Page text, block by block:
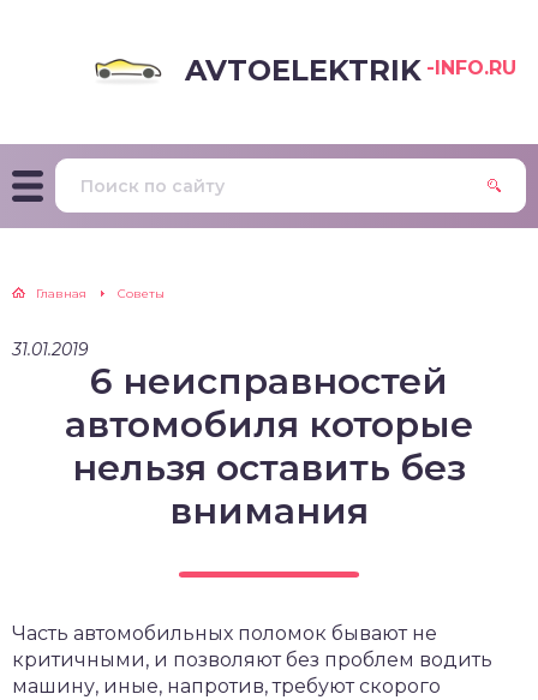
AVTOELEKTRIK -INFO.RU
Главная Советы
31.01.2019
6 неисправностей
автомобиля которые
нельзя оставить без
внимания
Часть автомобильных поломок бывают не
критичными, и позволяют без проблем водить
машину, иные, напротив, требуют скорого